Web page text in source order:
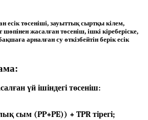
төсеніші, зауыттық сыртқы кілем,
жасалған төсеніш, ішкі кіреберіске,
арналған су өткізбейтін берік есік
үй ішіндегі төсеніш:
сым (PP+PE)) + TPR тірегі;